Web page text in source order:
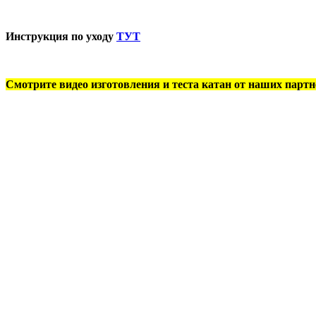
Инструкция по уходу ТУТ
Смотрите видео изготовления и теста катан от наших